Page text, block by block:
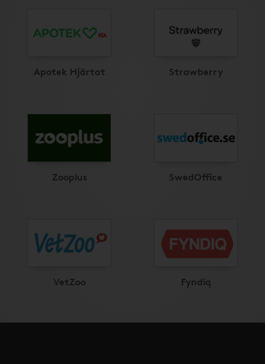
Apotek Hjärtat Strawberry
Zooplus SwedOffice
VetZoo Fyndiq